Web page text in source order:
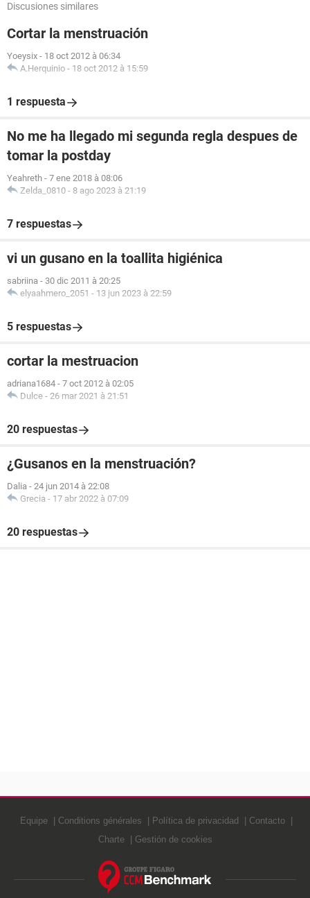
Discusiones similares
Cortar la menstruación
Yoeysix - 18 oct 2012 à 06:34
A.Herquinio - 18 oct 2012 à 15:59
1 respuesta
No me ha llegado mi segunda regla despues de
tomar la postday
Yeahreth - 7 ene 2018 à 08:06
Zelda_0810 - 8 ago 2023 à 21:19
7 respuestas
vi un gusano en la toallita higiénica
sabriina - 30 dic 2011 à 20:25
elyaahmero_2051 - 13 jun 2023 à 22:59
5 respuestas
cortar la mestruacion
adriana1684 - 7 oct 2012 à 02:05
Dulce - 26 mar 2021 à 21:51
20 respuestas
¿Gusanos en la menstruación?
Dalia - 24 jun 2014 à 22:08
Grecia - 17 abr 2022 à 07:09
20 respuestas
Equipe Conditions générales Política de privacidad
Contacto
Charte
Gestión de cookies